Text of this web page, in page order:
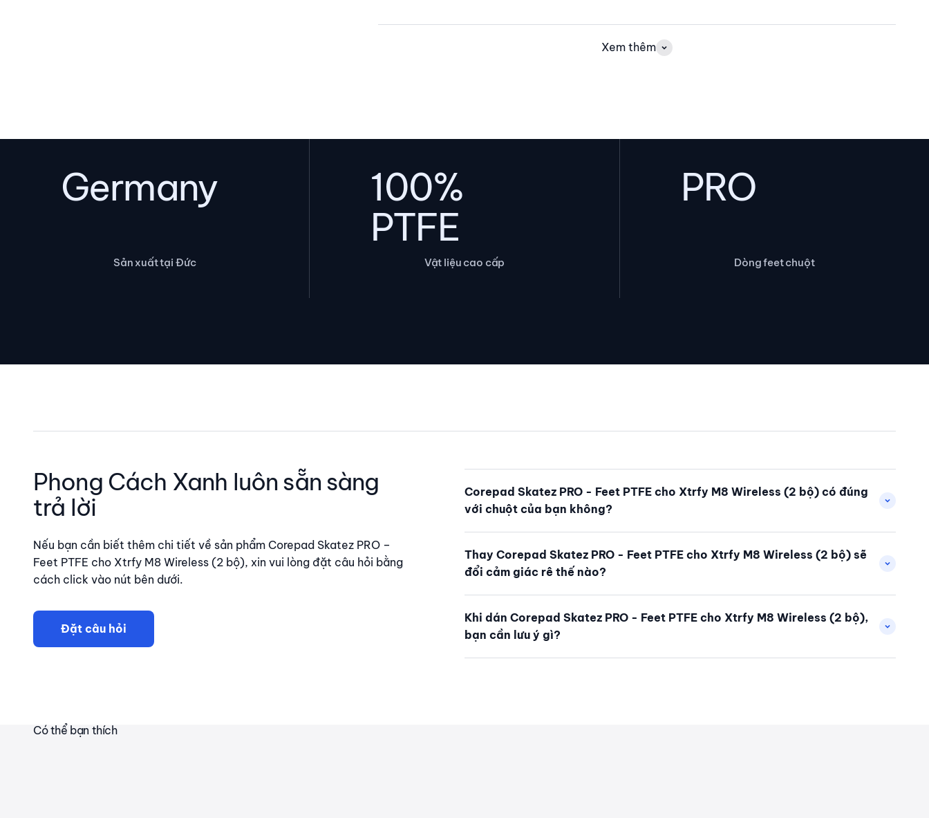
Xem thêm
Germany
Sản xuất tại Đức
100%
PTFE
Vật liệu cao cấp
PRO
Dòng feet chuột
Phong Cách Xanh luôn sẵn sàng
trả lời
Nếu bạn cần biết thêm chi tiết về sản phẩm Corepad Skatez PRO –
Feet PTFE cho Xtrfy M8 Wireless (2 bộ), xin vui lòng đặt câu hỏi bằng
cách click vào nút bên dưới.
Đặt câu hỏi
Corepad Skatez PRO - Feet PTFE cho Xtrfy M8 Wireless (2 bộ) có đúng
với chuột của bạn không?
Thay Corepad Skatez PRO - Feet PTFE cho Xtrfy M8 Wireless (2 bộ) sẽ
đổi cảm giác rê thế nào?
Khi dán Corepad Skatez PRO - Feet PTFE cho Xtrfy M8 Wireless (2 bộ),
bạn cần lưu ý gì?
Có thể bạn thích